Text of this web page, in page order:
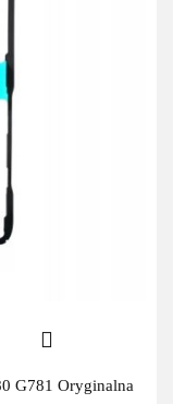
G781 Oryginalna